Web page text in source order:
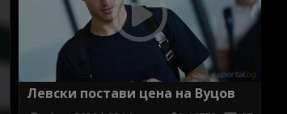
Левски постави цена на Вуцов